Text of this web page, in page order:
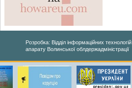
Розробка: Відділ інформаційних технологій
апарату Волинської облдержадміністрації